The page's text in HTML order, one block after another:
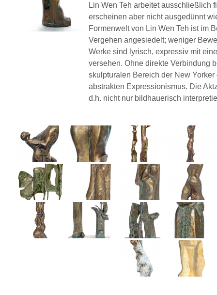
Lin Wen Teh arbeitet ausschließlich
erscheinen aber nicht ausgedünnt
Formenwelt von Lin Wen Teh ist im
Vergehen angesiedelt; weniger
Werke sind lyrisch, expressiv mit
versehen. Ohne direkte Verbindung
skulpturalen Bereich der New
abstrakten Expressionismus. Die
d.h. nicht nur bildhauerisch